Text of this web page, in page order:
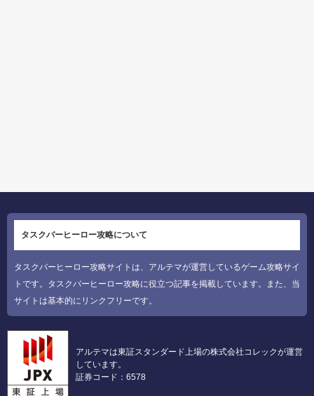
タスクバーヒーロー攻略について
タスクバーヒーロー攻略サイトは、アルテマが運営しているゲーム攻略サイ
トです。タスクバーヒーロー攻略に役立つ記事を掲載しています。また、当
サイトは基本的にリンクフリーです。
アルテマは東証スタンダード上場の株式会社コレックが運営
しています。
証券コード：6578